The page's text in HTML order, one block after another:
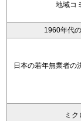
地域コ
1960年代
日本の若年無業者
ミ